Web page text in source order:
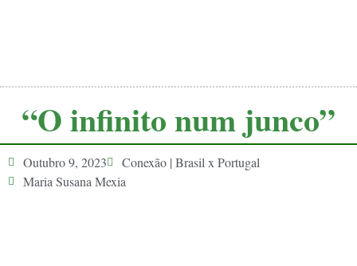
“O infinito num junco”
Outubro 9, 2023
Conexão | Brasil x Portugal
Maria Susana Mexia